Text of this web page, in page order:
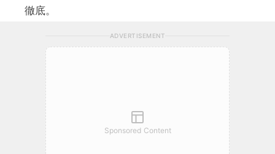
徹底。
ADVERTISEMENT
Sponsored Content